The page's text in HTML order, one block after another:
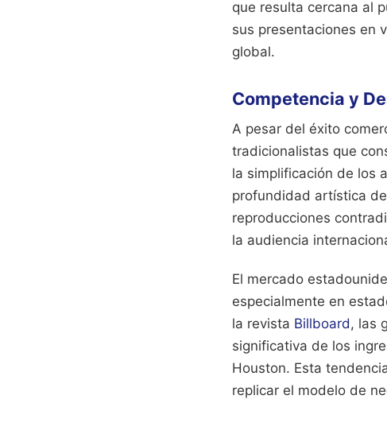
que resulta cercana al
sus presentaciones en
global.
Competencia y
A pesar del éxito
tradicionalistas que
la simplificación de los
profundidad artística
reproducciones
la audiencia
El mercado
especialmente en
la revista Billboard, las
significativa de los
Houston. Esta
replicar el modelo de